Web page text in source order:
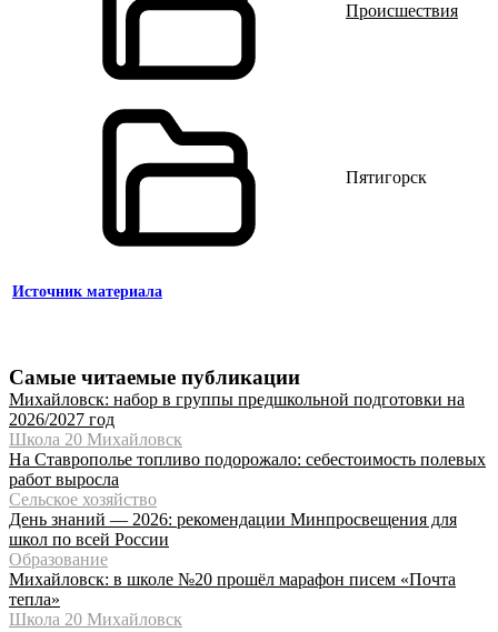
Происшествия
Пятигорск
Источник материала
Самые читаемые публикации
Михайловск: набор в группы предшкольной подготовки на
2026/2027 год
Школа 20 Михайловск
На Ставрополье топливо подорожало: себестоимость полевых
работ выросла
Сельское хозяйство
День знаний — 2026: рекомендации Минпросвещения для
школ по всей России
Образование
Михайловск: в школе №20 прошёл марафон писем «Почта
тепла»
Школа 20 Михайловск